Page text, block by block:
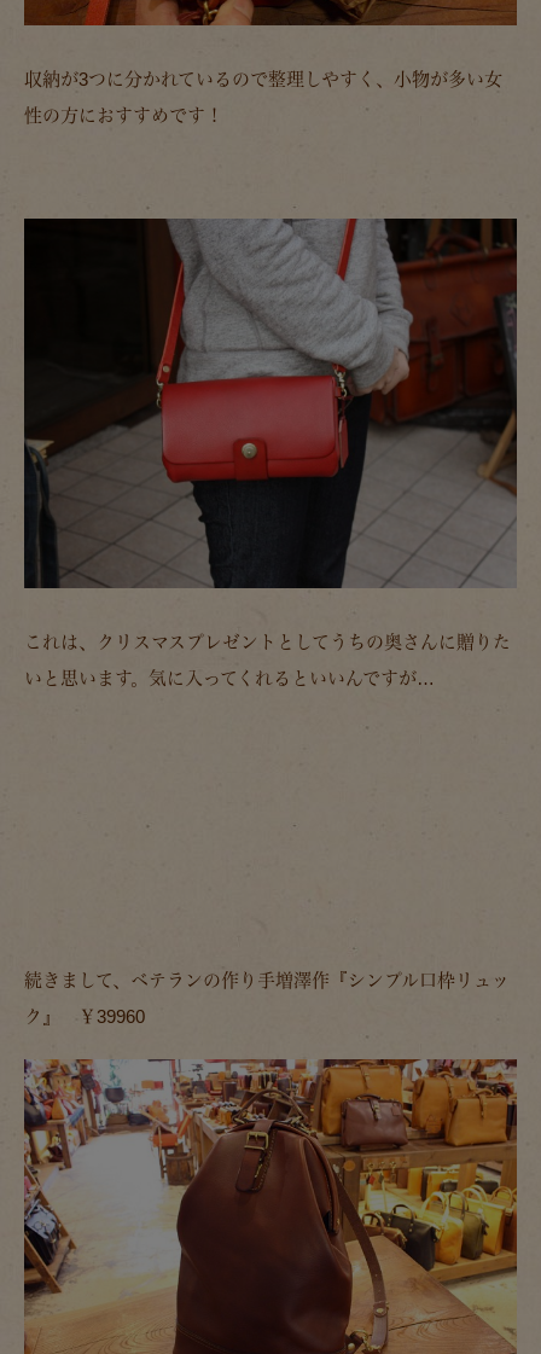
収納が3つに分かれているので整理しやすく、小物が多い女
性の方におすすめです！
これは、クリスマスプレゼントとしてうちの奥さんに贈りた
いと思います。気に入ってくれるといいんですが…
続きまして、ベテランの作り手増澤作『シンプル口枠リュッ
ク』 ￥39960